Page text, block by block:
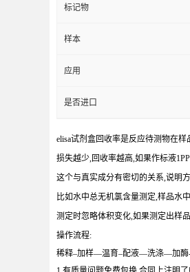
标记物
样本
应用
是否进口
elisa试剂盒回收率是反应待测物在
损失越少,回收率越高,如果作标液
这个与真实成分有密切的关系,说明方
比如水中总无机氯含量测定,样品水
测定时忽略体积变化,如果测定出样
操作流程:
稀释–加样―温育–配液―洗涤―加酶